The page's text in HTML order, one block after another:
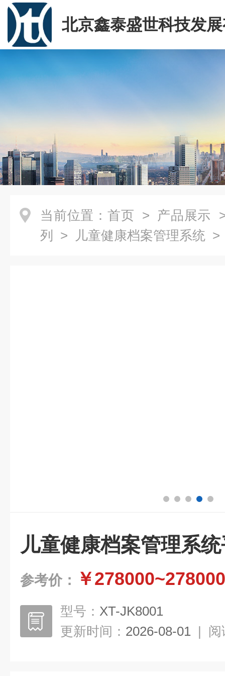
北京鑫泰盛世科技发
司
当前位置： 首页 > 产品展示
列
> 儿童健康档案管理系统 >
儿童健康档案管理系
参考价： ￥278000~278000
型号： XT-JK8001
更新时间： 2026-08-01 | 阅